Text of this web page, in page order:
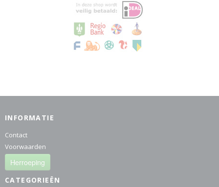
INFORMATIE
Contact
Voorwaarden
Herroeping
CATEGORIEËN